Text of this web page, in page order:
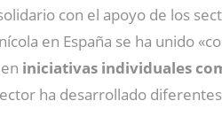
con el apoyo de los
en España se ha unido
iniciativas individuales
ha desarrollado diferentes